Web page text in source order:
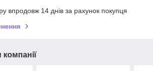
впродовж 14 днів за рахунок покупця
компанії